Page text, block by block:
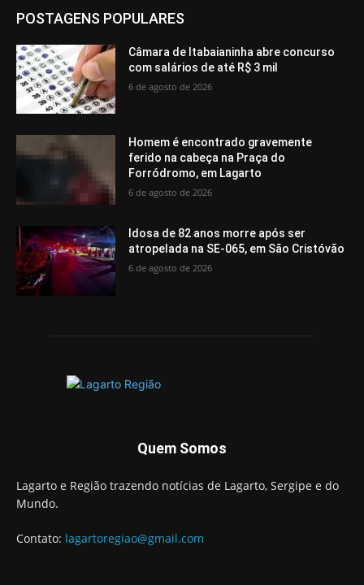
POSTAGENS POPULARES
Câmara de Itabaianinha abre concurso
com salários de até R$ 3 mil
6 de agosto de 2026
Homem é encontrado gravemente
ferido na cabeça na Praça do
Forródromo, em Lagarto
6 de agosto de 2026
Idosa de 82 anos morre após ser
atropelada na SE-065, em São Cristóvão
6 de agosto de 2026
Quem Somos
Lagarto e Região trazendo notícias de Lagarto, Sergipe e do
Mundo.
Contato: lagartoregiao@gmail.com